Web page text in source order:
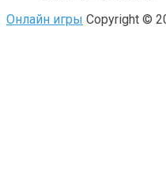
Онлайн игры Copyright ©